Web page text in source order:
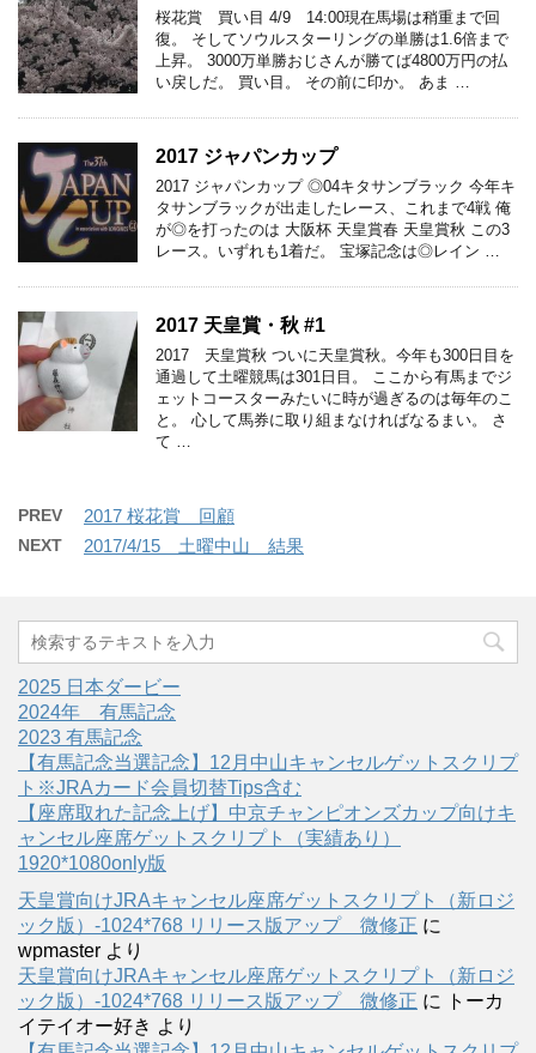
桜花賞 買い目 4/9 14:00現在馬場は稍重まで回
復。 そしてソウルスターリングの単勝は1.6倍まで
上昇。 3000万単勝おじさんが勝てば4800万円の払
い戻しだ。 買い目。 その前に印か。 あま …
2017 ジャパンカップ
2017 ジャパンカップ ◎04キタサンブラック 今年キ
タサンブラックが出走したレース、これまで4戦 俺
が◎を打ったのは 大阪杯 天皇賞春 天皇賞秋 この3
レース。いずれも1着だ。 宝塚記念は◎レイン …
2017 天皇賞・秋 #1
2017 天皇賞秋 ついに天皇賞秋。今年も300日目を
通過して土曜競馬は301日目。 ここから有馬までジ
ェットコースターみたいに時が過ぎるのは毎年のこ
と。 心して馬券に取り組まなければなるまい。 さ
て …
PREV 2017 桜花賞 回顧
NEXT 2017/4/15 土曜中山 結果
2025 日本ダービー
2024年 有馬記念
2023 有馬記念
【有馬記念当選記念】12月中山キャンセルゲットスクリプ
ト※JRAカード会員切替Tips含む
【座席取れた記念上げ】中京チャンピオンズカップ向けキ
ャンセル座席ゲットスクリプト（実績あり）
1920*1080only版
天皇賞向けJRAキャンセル座席ゲットスクリプト（新ロジ
ック版）-1024*768 リリース版アップ 微修正 に
wpmaster より
天皇賞向けJRAキャンセル座席ゲットスクリプト（新ロジ
ック版）-1024*768 リリース版アップ 微修正 に
トーカ
イテイオー好き より